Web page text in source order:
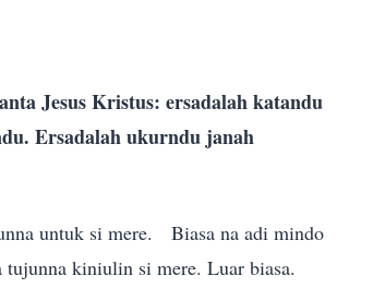
Jesus Kristus: ersadalah katandu
Ersadalah ukurndu janah
untuk si mere. Biasa na adi mindo
kiniulin si mere. Luar biasa.